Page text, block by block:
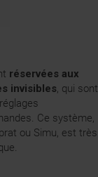
réservées aux
invisibles, qui sont
Ce système,
ou Simu, est très